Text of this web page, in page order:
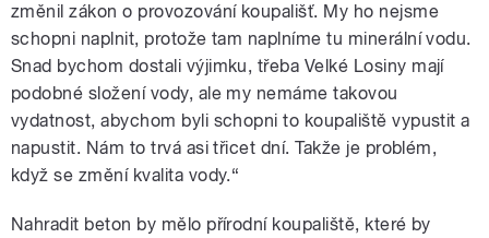
změnil zákon o provozování koupališť. My ho nejsme
schopni naplnit, protože tam naplníme tu minerální vodu.
Snad bychom dostali výjimku, třeba Velké Losiny mají
podobné složení vody, ale my nemáme takovou
vydatnost, abychom byli schopni to koupaliště vypustit a
napustit. Nám to trvá asi třicet dní. Takže je problém,
když se změní kvalita vody.“
Nahradit beton by mělo přírodní koupaliště, které by